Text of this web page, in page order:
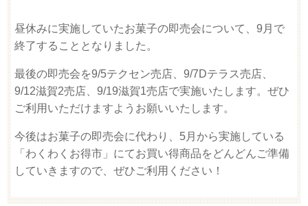
昼休みに実施していたお菓子の即売会について、9月で
終了することとなりました。
最後の即売会を9/5テクセン売店、9/7Dテラス売店、
9/12滋賀2売店、9/19滋賀1売店で実施いたします。ぜひ
ご利用いただけますようお願いいたします。
今後はお菓子の即売会に代わり、5月から実施している
「わくわくお得市」にてお買い得商品をどんどんご準備
していきますので、ぜひご利用ください！